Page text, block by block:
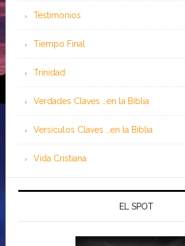
Testimonios
Tiempo Final
Trinidad
Verdades Claves …en la Biblia
Versículos Claves …en la Biblia
Vida Cristiana
EL SPOT